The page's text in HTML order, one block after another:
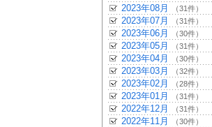
2023年08月 （31件）
2023年07月 （31件）
2023年06月 （30件）
2023年05月 （31件）
2023年04月 （30件）
2023年03月 （32件）
2023年02月 （28件）
2023年01月 （31件）
2022年12月 （31件）
2022年11月 （30件）